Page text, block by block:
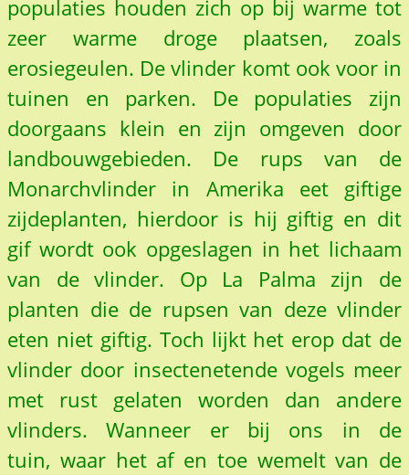
populaties houden zich op bij warme tot
zeer warme droge plaatsen, zoals
erosiegeulen. De vlinder komt ook voor in
tuinen en parken. De populaties zijn
doorgaans klein en zijn omgeven door
landbouwgebieden. De rups van de
Monarchvlinder in Amerika eet giftige
zijdeplanten, hierdoor is hij giftig en dit
gif wordt ook opgeslagen in het lichaam
van de vlinder. Op La Palma zijn de
planten die de rupsen van deze vlinder
eten niet giftig. Toch lijkt het erop dat de
vlinder door insectenetende vogels meer
met rust gelaten worden dan andere
vlinders. Wanneer er bij ons in de
tuin, waar het af en toe wemelt van de